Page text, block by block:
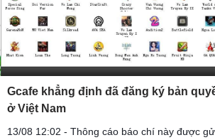
Gcafe khẳng định đã đăng ký bản
ở Việt Nam
13/08 12:02 - Thông cáo báo chí này được